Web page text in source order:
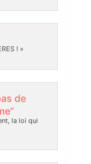
! »
de
la loi qui